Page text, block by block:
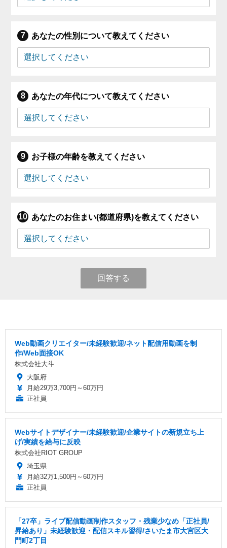
あなたの性別について教えてください
あなたの年代について教えてください
お子様の年齢を教えてください
あなたのお住まい(都道府県)を教えてください
回答する
Web動画クリエイター/未経験歓迎/ネット配信用動画を制
作/Web面接OK
株式会社大斗
大阪府
月給29万3,700円～60万円
正社員
Webサイトデザイナー/未経験歓迎/企業サイトの新規立ち上
げ/実績を給与に反映
株式会社RIOT GROUP
埼玉県
月給32万1,500円～60万円
正社員
「27卒」ライブ配信動画制作スタッフ・残業少なめ「正社員/
昇給あり」未経験歓迎・配信スキル習得/さいたま市大宮区大
門町2丁目